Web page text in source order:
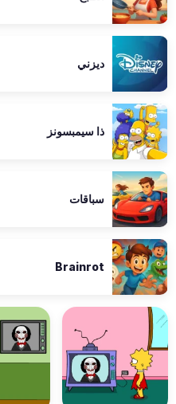
ديزني
ذا سيمبسونز
سباقات
Brainrot